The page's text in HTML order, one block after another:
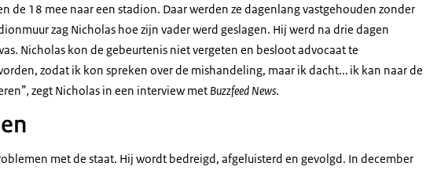
de 18 mee naar een stadion. Daar werden ze dagenlang vastgehouden zonder
zag Nicholas hoe zijn vader werd geslagen. Hij werd na drie dagen
Nicholas kon de gebeurtenis niet vergeten en besloot advocaat te
zodat ik kon spreken over de mishandeling, maar ik dacht... ik kan naar de
,zegt Nicholas in een interview met Buzzfeed News.
met de staat. Hij wordt bedreigd, afgeluisterd en gevolgd. In december